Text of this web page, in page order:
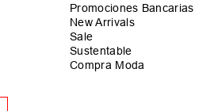
Promociones Bancarias
New Arrivals
Sale
Sustentable
Compra Moda